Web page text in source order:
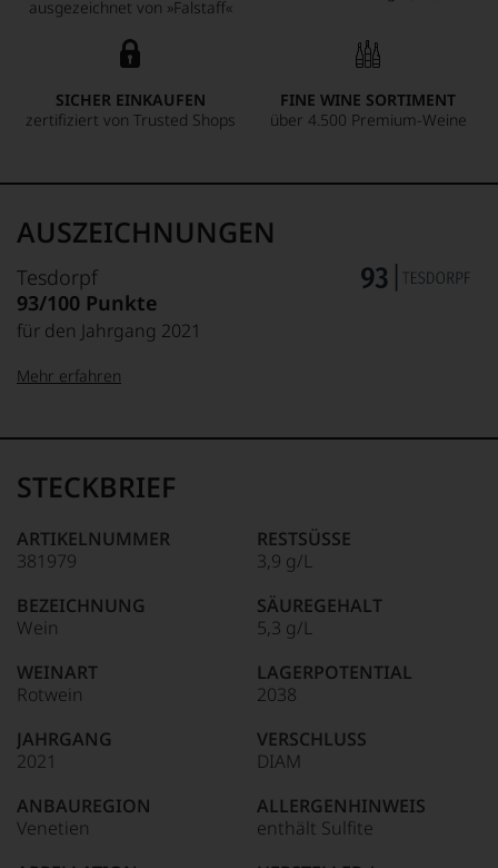
ausgezeichnet von »Falstaff«
SICHER EINKAUFEN
zertifiziert von Trusted Shops
FINE WINE SORTIMENT
über 4.500 Premium-Weine
AUSZEICHNUNGEN
Tesdorpf
93/100 Punkte
für den Jahrgang 2021
95–98 Punkte:
90–94 Punkte:
Unter 85 Punkte:
Name
Tesdorpf
für
»Fine
für
die
edlen
Weine
der
Welt,
kaum
ein
Das
dokumentieren
Mehr erfahren
STECKBRIEF
ARTIKELNUMMER
381979
BEZEICHNUNG
Wein
WEINART
Rotwein
JAHRGANG
2021
ANBAUREGION
Venetien
RESTSÜSSE
3,9 g/L
SÄUREGEHALT
5,3 g/L
LAGERPOTENTIAL
2038
VERSCHLUSS
DIAM
ALLERGENHINWEIS
enthält Sulfite